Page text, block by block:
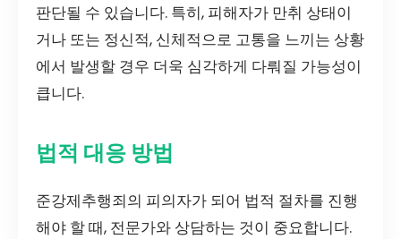
판단될 수 있습니다. 특히, 피해자가 만취 상태이
거나 또는 정신적, 신체적으로 고통을 느끼는 상황
에서 발생할 경우 더욱 심각하게 다뤄질 가능성이
큽니다.
법적 대응 방법
준강제추행죄의 피의자가 되어 법적 절차를 진행
해야 할 때, 전문가와 상담하는 것이 중요합니다.